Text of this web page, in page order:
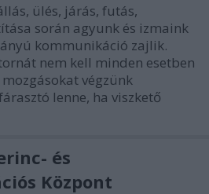
ülés, járás, futás,
során agyunk és izmaink
kommunikáció zajlik.
nem kell minden esetben
végzünk
lenne, ha viszkető
és
Központ